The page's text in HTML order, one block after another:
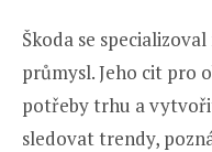
Škoda se
průmysl. Jeho cit pro
potřeby trhu a
sledovat trendy,